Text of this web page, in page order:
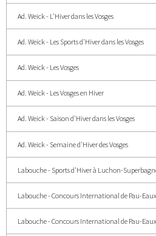
Ad. Weick - L'Hiver dans les Vosges
Ad. Weick - Les Sports d'Hiver dans les Vosges
Ad. Weick - Les Vosges
Ad. Weick - Les Vosges en Hiver
Ad. Weick - Saison d'Hiver dans les Vosges
Ad. Weick - Semaine d'Hiver des Vosges
Labouche - Sports d'Hiver à Luchon-
Labouche - Concours International de Pau-
Labouche - Concours International de Pau-